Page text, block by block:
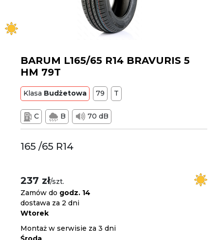
BARUM L165/65 R14 BRAVURIS 5
HM 79T
Klasa Budżetowa 79 T
C B 70 dB
165 /65 R14
237 zł/szt.
Zamów do godz. 14
dostawa za 2 dni
Wtorek
Montaż w serwisie za 3 dni